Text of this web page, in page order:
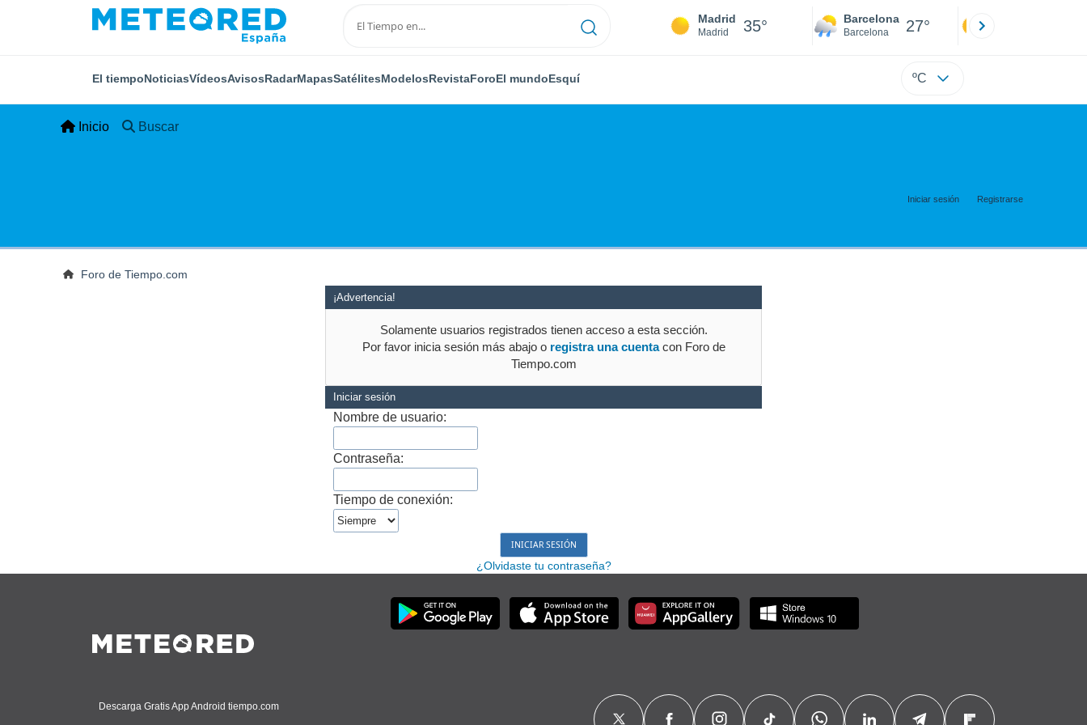
Madrid
Madrid 35° Barcelona
Barcelona 27°
El tiempoNoticiasVídeosAvisosRadarMapasSatélitesModelosRevistaForoEl mundoEsquí ºC
Inicio Buscar
Iniciar sesión Registrarse
Foro de Tiempo.com
¡Advertencia!
Solamente usuarios registrados tienen acceso a esta sección.
Por favor inicia sesión más abajo o registra una cuentacon Foro de
Tiempo.com
Iniciar sesión
Nombre de usuario:
Contraseña:
Tiempo de conexión:
¿Olvidaste tu contraseña?
Descarga Gratis App Android tiempo.com